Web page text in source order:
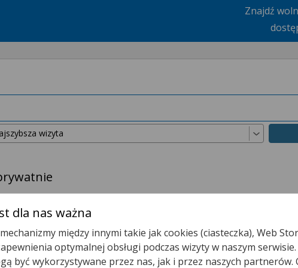
Znajdź
Poradnia Dermatologiczna
dla nas ważna
między innymi takie jak cookies (ciasteczka), Web
optymalnej obsługi podczas wizyty w naszym serwisie.
być wykorzystywane przez nas, jak i przez naszych partnerów.